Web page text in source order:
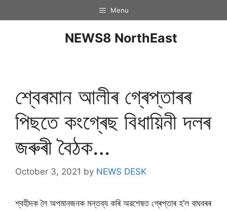
Menu
NEWS8 NorthEast
শ্বেৰমান আলীৰ গ্ৰেপ্তাৰৰ
পিছতে কংগ্ৰেছ বিধায়িনী দলৰ
জৰুৰী বৈঠক…
October 3, 2021 by NEWS DESK
শ্বহীদক লৈ অপমানজনক মন্তব্য কৰি অৱশেষত গ্ৰেপ্তাৰ হ’ল বাঘবৰৰ